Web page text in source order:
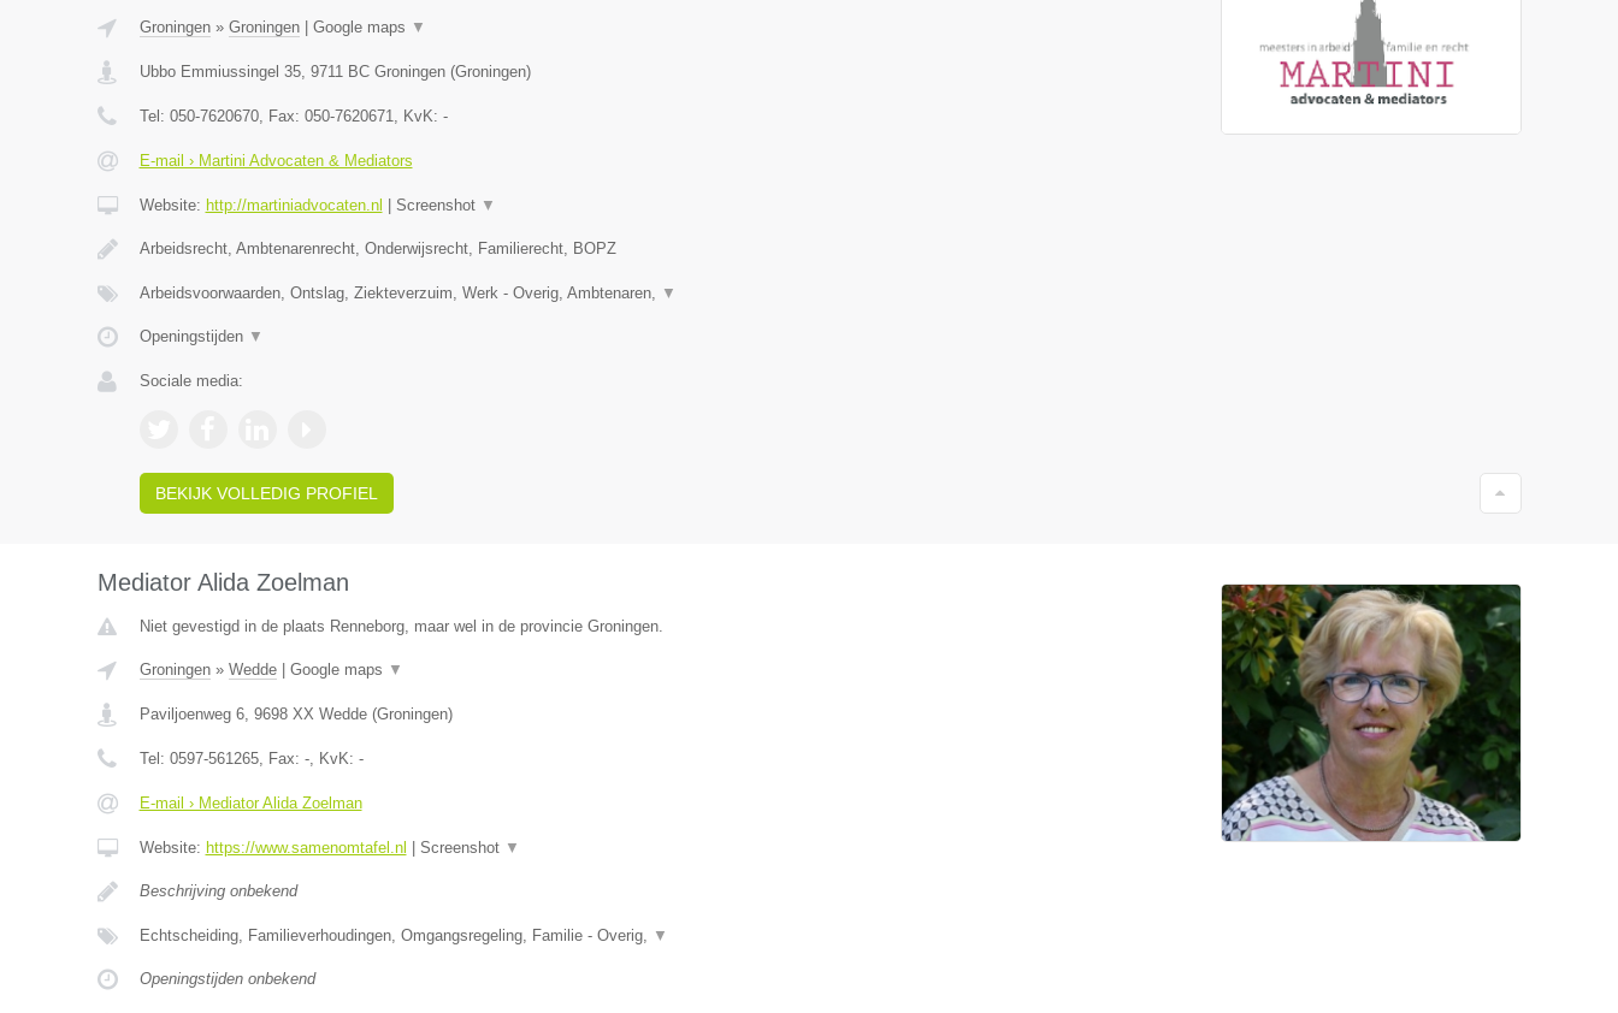
Groningen» Groningen| Google maps ▼
Ubbo Emmiussingel 35, 9711 BC Groningen(Groningen)
Tel: 050-7620670, Fax: 050-7620671, KvK: -
E-mail › Martini Advocaten & Mediators
Website: http://martiniadvocaten.nl Screenshot ▼
Arbeidsrecht, Ambtenarenrecht, Onderwijsrecht, Familierecht, BOPZ
Arbeidsvoorwaarden, Ontslag, Ziekteverzuim, Werk - Overig, Ambtenaren, ▼
Openingstijden ▼
Sociale media:
BEKIJK VOLLEDIG PROFIEL
Mediator Alida Zoelman
Niet gevestigd in de plaats Renneborg, maar wel in de provincie Groningen.
Groningen» Wedde| Google maps ▼
Paviljoenweg 6, 9698 XX Wedde(Groningen)
Tel: 0597-561265, Fax: -, KvK: -
E-mail › Mediator Alida Zoelman
Website: https://www.samenomtafel.nl Screenshot ▼
Beschrijving onbekend
Echtscheiding, Familieverhoudingen, Omgangsregeling, Familie - Overig, ▼
Openingstijden onbekend